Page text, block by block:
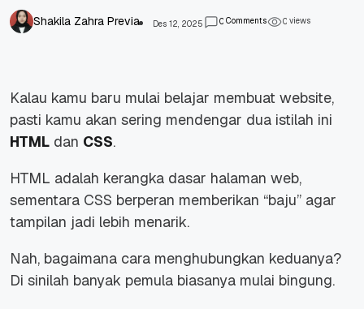
Shakila Zahra Previa Des 12, 2025 0Comments 0views
Kalau kamu baru mulai belajar membuat website,
pasti kamu akan sering mendengar dua istilah ini
HTML dan CSS.
HTML adalah kerangka dasar halaman web,
sementara CSS berperan memberikan “baju” agar
tampilan jadi lebih menarik.
Nah, bagaimana cara menghubungkan keduanya?
Di sinilah banyak pemula biasanya mulai bingung.